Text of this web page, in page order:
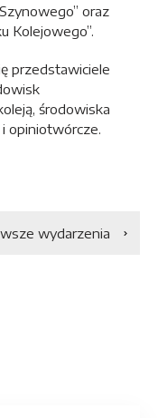
oraz
Kolejowego”.
przedstawiciele
środowiska
opiniotwórcze.
wydarzenia